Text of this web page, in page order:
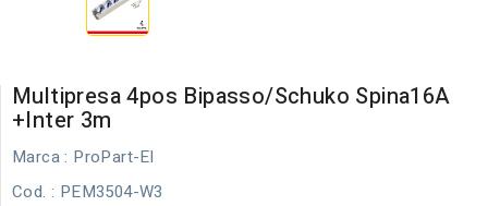
Multipresa 4pos Bipasso/schuko Spina16A
+inter 3m
Marca : ProPart-El
Cod. : PEM3504-W3